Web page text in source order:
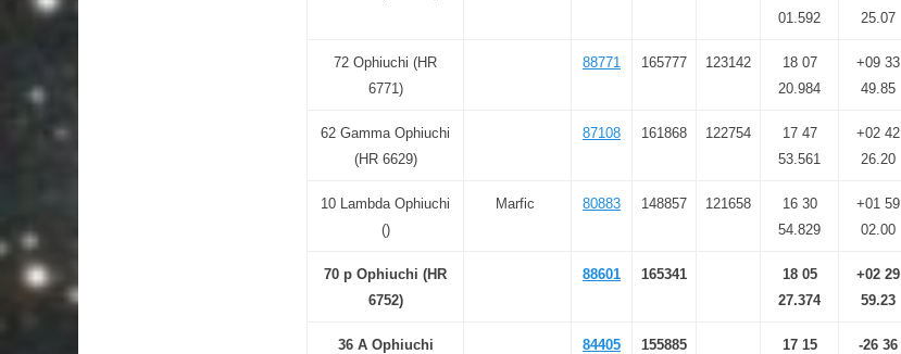
01.592
25.07
72 Ophiuchi (HR
6771)
88771 165777 123142
18 07
20.984
+09 33
49.85
62 Gamma Ophiuchi
(HR 6629)
87108 161868 122754
17 47
53.561
+02 42
26.20
10 Lambda Ophiuchi
()
Marfic 80883 148857 121658
16 30
54.829
+01 59
02.00
70 p Ophiuchi (HR
6752)
88601 165341
18 05
27.374
+02 29
59.23
36 A Ophiuchi 84405 155885
17 15
-26 36